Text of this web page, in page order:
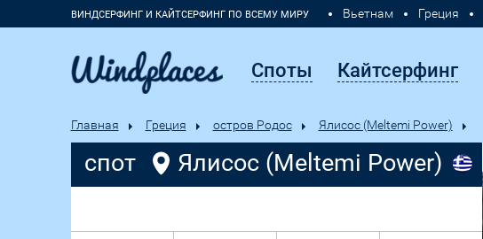
ВИНДСЕРФИНГ И КАЙТСЕРФИНГ ПО ВСЕМУ МИРУ Вьетнам Греция
Споты Кайтсерфинг
Главная Греция остров Родос Ялисос (Meltemi Power)
спот Ялисос (Meltemi Power)